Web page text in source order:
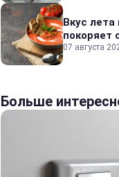
Вкус
покоряет
07 августа
Больше